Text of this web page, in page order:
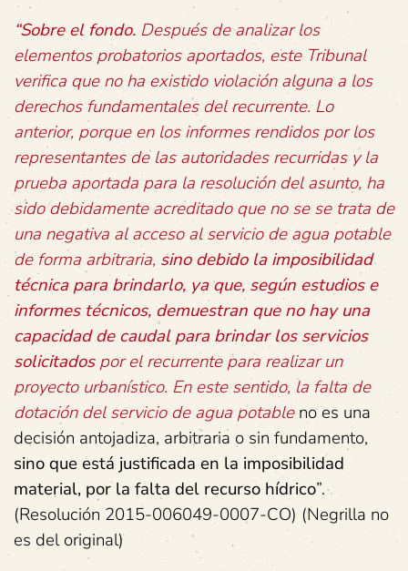
“Sobre el fondo. Después de analizar los
elementos probatorios aportados, este Tribunal
verifica que no ha existido violación alguna a los
derechos fundamentales del recurrente. Lo
anterior, porque en los informes rendidos por los
representantes de las autoridades recurridas y la
prueba aportada para la resolución del asunto, ha
sido debidamente acreditado que no se se trata de
una negativa al acceso al servicio de agua potable
de forma arbitraria, sino debido la imposibilidad
técnica para brindarlo, ya que, según estudios e
informes técnicos, demuestran que no hay una
capacidad de caudal para brindar los servicios
solicitadospor el recurrente para realizar un
proyecto urbanístico. En este sentido, la falta de
dotación del servicio de agua potableno es una
decisión antojadiza, arbitraria o sin fundamento,
sino que está justificada en la imposibilidad
material, por la falta del recurso hídrico”.
(Resolución 2015-006049-0007-CO) (Negrilla no
es del original)